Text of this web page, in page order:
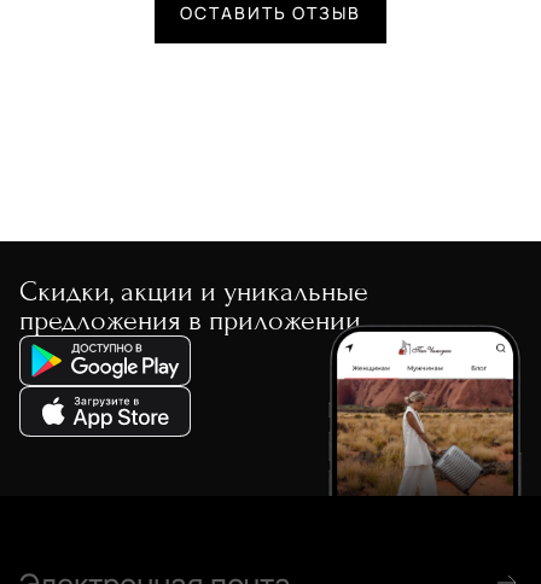
ОСТАВИТЬ ОТЗЫВ
Скидки, акции и уникальные
предложения в приложении